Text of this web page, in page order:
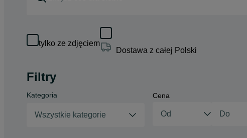
tylko ze zdjęciem
Dostawa z całej Polski
Filtry
Kategoria
Wszystkie kategorie
Cena